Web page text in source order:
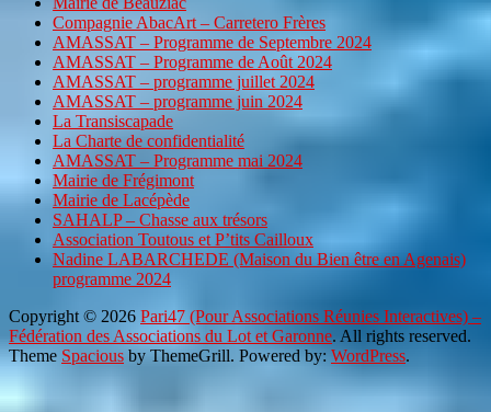
Compagnie AbacArt – Carretero Frères
AMASSAT – Programme de Septembre 2024
AMASSAT – Programme de Août 2024
AMASSAT – programme juillet 2024
AMASSAT – programme juin 2024
La Transiscapade
La Charte de confidentialité
AMASSAT – Programme mai 2024
Mairie de Frégimont
Mairie de Lacépède
SAHALP – Chasse aux trésors
Association Toutous et P’tits Cailloux
Nadine LABARCHEDE (Maison du Bien être en Agenais)
programme 2024
Copyright © 2026 Pari47 (Pour Associations Réunies Interactives) –
Fédération des Associations du Lot et Garonne. All rights reserved.
Theme Spacious by ThemeGrill. Powered by: WordPress.